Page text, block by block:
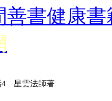
善書健康書
4 星雲法師著